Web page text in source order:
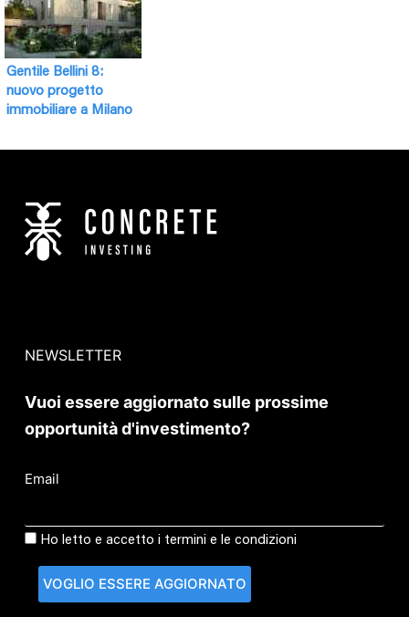
Gentile Bellini 8:
nuovo progetto
immobiliare a Milano
NEWSLETTER
Vuoi essere aggiornato sulle prossime
opportunità d'investimento?
Email
Ho letto e accetto i termini e le condizioni